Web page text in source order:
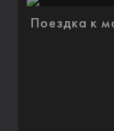
Поездка к